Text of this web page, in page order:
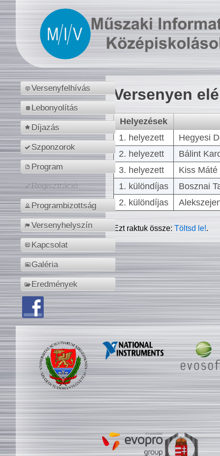
Versenyfelhívás
Lebonyolítás
Díjazás
Szponzorok
Program
Regisztráció
Programbizottság
Versenyhelyszín
Kapcsolat
Galéria
Eredmények
Versenyen
Helyezések
1. helyezett
Hegyesi
2. helyezett
Bálint
3. helyezett
Kiss
1. különdíjas
Bosznai
2. különdíjas
Ezt raktuk össze:Töltsd le!.